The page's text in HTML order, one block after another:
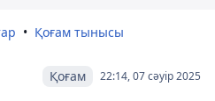
Қоғам тынысы
22:14, 07 сәуір 2025
Қоғам